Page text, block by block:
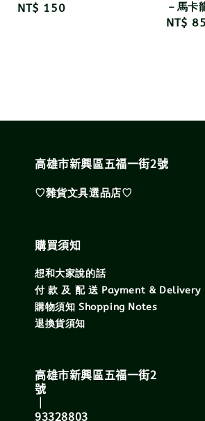
Regular
NT$ 150
－馬卡
Regular
NT$ 85
高雄市新興區五福一街2號
♡雜貨文具選品店♡
購買須知
想和大家說的話
付 款 及 配 送 Payment & Delivery
購物須知 Shopping Notes
退換貨須知
高雄市新興區五福一街2
號 統一
｜